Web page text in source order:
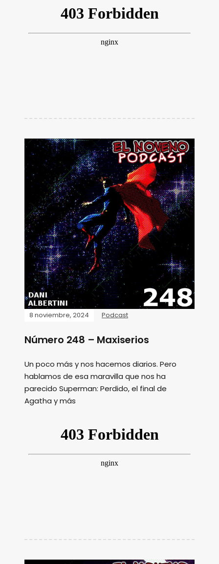
8 noviembre, 2024 Podcast
Número 248 – Maxiserios
Un poco más y nos hacemos diarios. Pero
hablamos de esa maravilla que nos ha
parecido Superman: Perdido, el final de
Agatha y más